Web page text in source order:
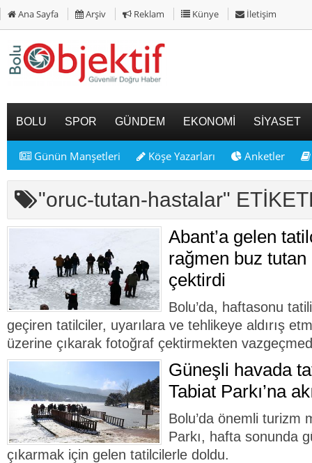
Ana Sayfa Arşiv Reklam Künye İletişim
BOLU SPOR GÜNDEM EKONOMİ SİYASET
Günün Manşetleri Köşe Yazarları Anketler
"oruc-tutan-hastalar"
Abant’a gelen
rağmen buz
çektirdi
Bolu’da, haftasonu
geçiren tatilciler, uyarılara ve tehlikeye aldırış
üzerine çıkarak fotoğraf çektirmekten
Güneşli havada
Tabiat Parkı’na
Bolu’da önemli turizm
Parkı, hafta sonunda
çıkarmak için gelen tatilcilerle doldu.